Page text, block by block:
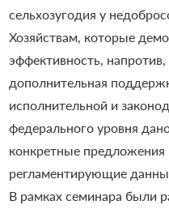
сельхозугодия у
Хозяйствам, которые
эффективность,
дополнительная
исполнительной и
федерального уровня
конкретные предложения
регламентирующие
В рамках семинара были